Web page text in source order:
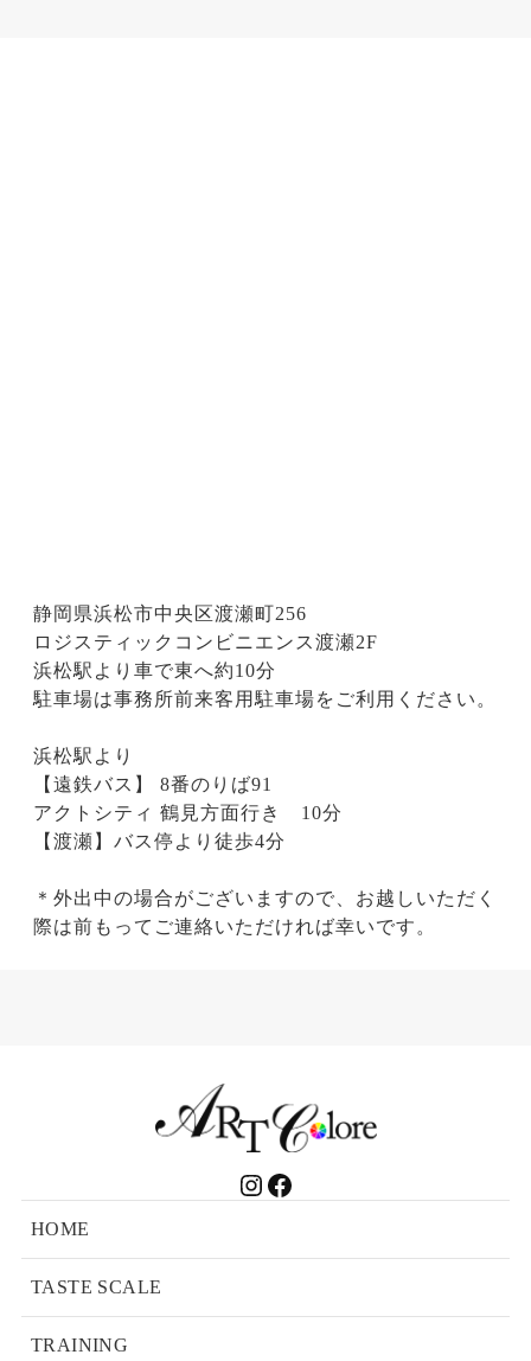
静岡県浜松市中央区渡瀬町256
ロジスティックコンビニエンス渡瀬2F
浜松駅より車で東へ約10分
駐車場は事務所前来客用駐車場をご利用ください。
浜松駅より
【遠鉄バス】 8番のりば91
アクトシティ 鶴見方面行き 10分
【渡瀬】バス停より徒歩4分
＊外出中の場合がございますので、お越しいただく
際は前もってご連絡いただければ幸いです。
Instagram
Facebook
HOME
TASTE SCALE
TRAINING